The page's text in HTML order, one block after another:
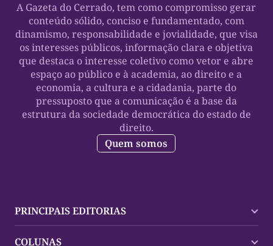
A Gazeta do Cerrado, tem como compromisso gerar
conteúdo sólido, conciso e fundamentado, com
dinamismo, responsabilidade e jovialidade, que visa
os interesses públicos, informação clara e objetiva
que destaca o interesse coletivo como vetor e abre
espaço ao público e à academia, ao direito e a
economia, a cultura e a cidadania, parte do
pressuposto que a comunicação é a base da
estrutura da sociedade democrática do estado de
direito.
Quem somos
PRINCIPAIS EDITORIAS
COLUNAS